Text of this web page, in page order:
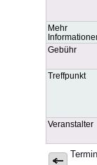
Mehr
Gebühr
Treffpunkt
Veranstalter